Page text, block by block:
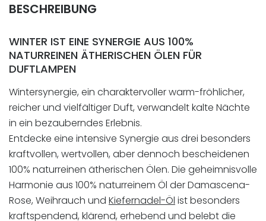
BESCHREIBUNG
WINTER IST EINE SYNERGIE AUS 100%
NATURREINEN ÄTHERISCHEN ÖLEN FÜR
DUFTLAMPEN
Wintersynergie, ein charaktervoller warm-fröhlicher,
reicher und vielfältiger Duft, verwandelt kalte Nächte
in ein bezauberndes Erlebnis.
Entdecke eine intensive Synergie aus drei besonders
kraftvollen, wertvollen, aber dennoch bescheidenen
100% naturreinen ätherischen Ölen. Die geheimnisvolle
Harmonie aus 100% naturreinem Öl der Damascena-
Rose, Weihrauch und Kiefernadel-Öl ist besonders
kraftspendend, klärend, erhebend und belebt die